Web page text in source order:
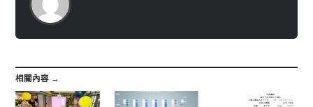
相關內容 →